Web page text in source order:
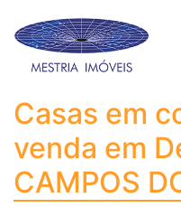
Casas
Casas em
venda em
CAMPOS